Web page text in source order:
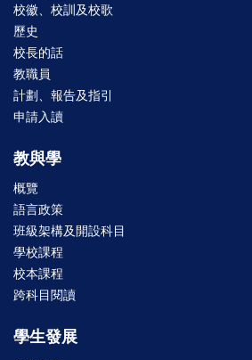
校徽、校訓及校歌
歷史
校長的話
教職員
計劃、報告及指引
申請入讀
教與學
概覽
語言政策
班級架構及開設科目
學校課程
校本課程
跨科目閱讀
學生發展